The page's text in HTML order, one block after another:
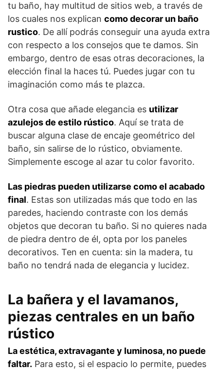
tu baño, hay multitud de sitios web, a través de
los cuales nos explican como decorar un baño
rustico. De allí podrás conseguir una ayuda extra
con respecto a los consejos que te damos. Sin
embargo, dentro de esas otras decoraciones, la
elección final la haces tú. Puedes jugar con tu
imaginación como más te plazca.
Otra cosa que añade elegancia es utilizar
azulejos de estilo rústico. Aquí se trata de
buscar alguna clase de encaje geométrico del
baño, sin salirse de lo rústico, obviamente.
Simplemente escoge al azar tu color favorito.
Las piedras pueden utilizarse como el acabado
final. Estas son utilizadas más que todo en las
paredes, haciendo contraste con los demás
objetos que decoran tu baño. Si no quieres nada
de piedra dentro de él, opta por los paneles
decorativos. Ten en cuenta: sin la madera, tu
baño no tendrá nada de elegancia y lucidez.
La bañera y el lavamanos,
piezas centrales en un baño
rústico
La estética, extravagante y luminosa, no puede
faltar. Para esto, si el espacio lo permite, puedes